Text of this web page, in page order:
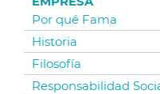
Por qué Fama
Historia
Filosofía
Responsabilidad